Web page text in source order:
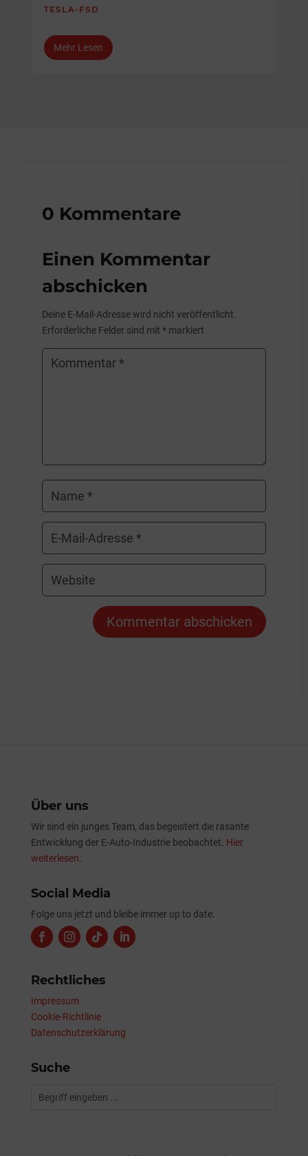
TESLA-FSD
Mehr Lesen
0 Kommentare
Einen Kommentar
abschicken
Deine E-Mail-Adresse wird nicht veröffentlicht.
Erforderliche Felder sind mit* markiert
Kommentar abschicken
Über uns
Wir sind ein junges Team, das begeistert die rasante
Entwicklung der E-Auto-Industrie beobachtet. Hier
weiterlesen.
Social Media
Folge uns jetzt und bleibe immer up to date.
Rechtliches
Impressum
Cookie-Richtlinie
Datenschutzerklärung
Suche